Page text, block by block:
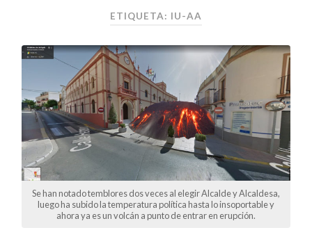
ETIQUETA: IU-AA
Se han notado temblores dos veces al elegir Alcalde y Alcaldesa,
luego ha subido la temperatura política hasta lo insoportable y
ahora ya es un volcán a punto de entrar en erupción.